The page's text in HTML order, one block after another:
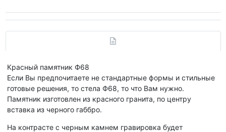
Красный памятник Ф68
Если Вы предпочитаете не стандартные формы и стильные
готовые решения, то стела Ф68, то что Вам нужно.
Памятник изготовлен из красного гранита, по центру
вставка из черного габбро.
На контрасте с черным камнем гравировка будет